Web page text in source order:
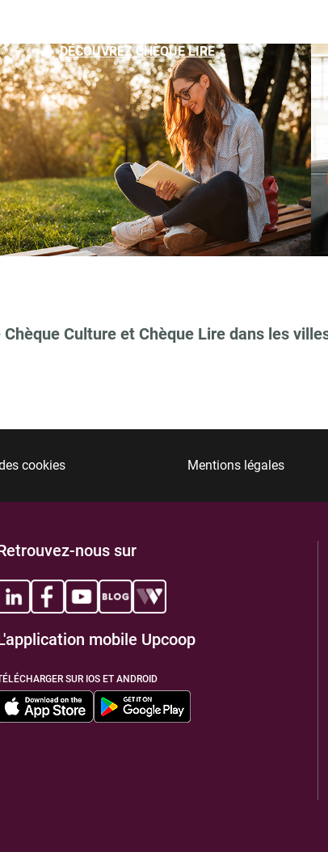
DÉCOUVREZ CHÈQUE LIRE
Culture et Chèque Lire dans les
cookies Mentions légales
nous sur
mobile Upcoop
SUR IOS ET ANDROID